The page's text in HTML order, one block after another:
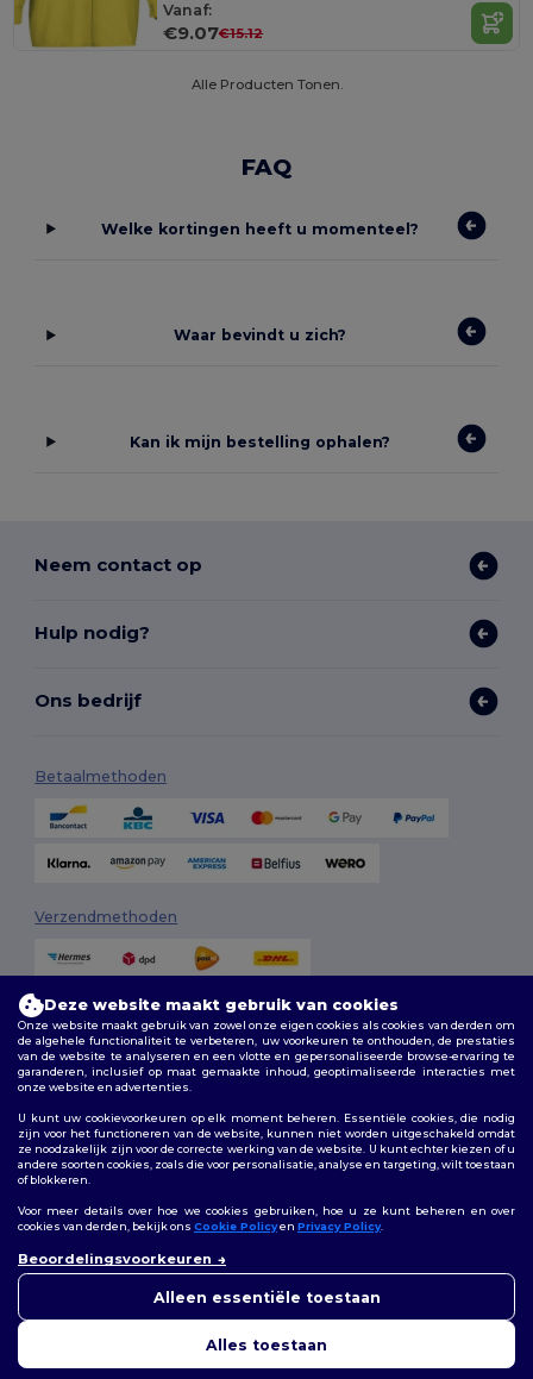
Vanaf:
€9.07€15.12
Alle Producten Tonen.
FAQ
Welke kortingen heeft u momenteel?
Waar bevindt u zich?
Kan ik mijn bestelling ophalen?
Neem contact op
Hulp nodig?
Ons bedrijf
Betaalmethoden
Verzendmethoden
Algemene voorwaarden |Aanpassingsbeleid |Privacybeleid |
Cookiebeleid| Sitemap
Volg ons
Bruxelles|Anvers|Mortsel|Malines|Lierre|Turnhout|Geel|
Hoogstraten|Bruges
Deze website maakt gebruik van cookies
Onze website maakt gebruik van zowel onze eigen cookies als cookies van derden om
de algehele functionaliteit te verbeteren, uw voorkeuren te onthouden, de prestaties
van de website te analyseren en een vlotte en gepersonaliseerde browse-ervaring te
garanderen, inclusief op maat gemaakte inhoud, geoptimaliseerde interacties met
onze website en advertenties.
U kunt uw cookievoorkeuren op elk moment beheren. Essentiële cookies, die nodig
zijn voor het functioneren van de website, kunnen niet worden uitgeschakeld omdat
ze noodzakelijk zijn voor de correcte werking van de website. U kunt echter kiezen of u
andere soorten cookies, zoals die voor personalisatie, analyse en targeting, wilt toestaan
of blokkeren.
Voor meer details over hoe we cookies gebruiken, hoe u ze kunt beheren en over
cookies van derden, bekijk ons Cookie Policyen Privacy Policy.
Beoordelingsvoorkeuren
Alleen essentiële toestaan
Alles toestaan
moment contact met ons
voor u klaar.